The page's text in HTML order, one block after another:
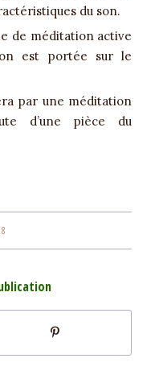
du son.
de méditation active
est portée sur le
par une méditation
d’une pièce du